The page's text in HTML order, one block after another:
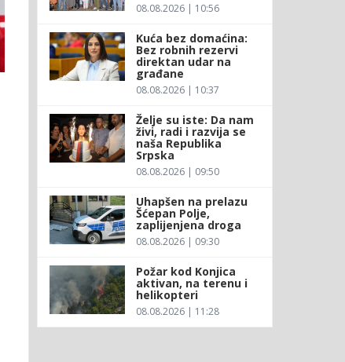
08.08.2026 | 10:56
Kuća bez domaćina:
Bez robnih rezervi
direktan udar na
građane
08.08.2026 | 10:37
Želje su iste: Da nam
živi, radi i razvija se
naša Republika
Srpska
08.08.2026 | 09:50
Uhapšen na prelazu
Šćepan Polje,
zaplijenjena droga
08.08.2026 | 09:30
Požar kod Konjica
aktivan, na terenu i
helikopteri
08.08.2026 | 11:28